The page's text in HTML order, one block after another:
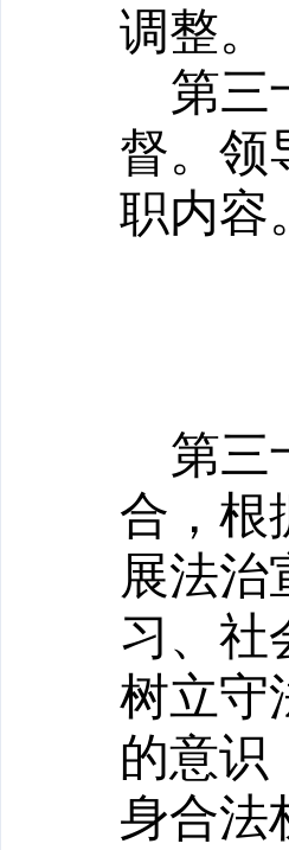
调整。
第三
督。领
职内容
第三
合，根
展法治
习、社
树立守
的意识
身合法